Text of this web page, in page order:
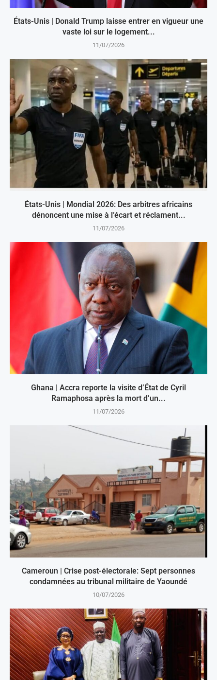
États-Unis | Donald Trump laisse entrer en vigueur une
vaste loi sur le logement...
11/07/2026
États-Unis | Mondial 2026: Des arbitres africains
dénoncent une mise à l’écart et réclament...
11/07/2026
Ghana | Accra reporte la visite d’État de Cyril
Ramaphosa après la mort d’un...
11/07/2026
Cameroun | Crise post-électorale: Sept personnes
condamnées au tribunal militaire de Yaoundé
10/07/2026